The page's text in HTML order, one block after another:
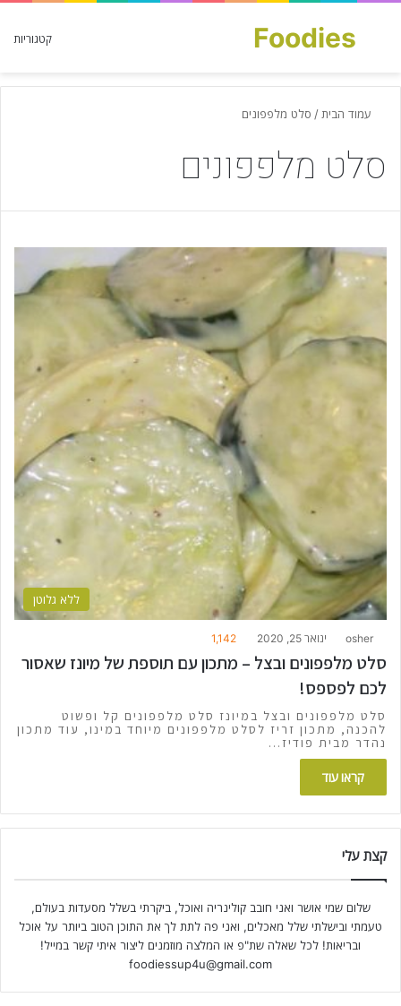
קטגוריות Foodies
חפש עבור
עמוד הבית / סלט מלפפונים
סלט מלפפונים
ללא גלוטן
osher ינואר 25, 2020 1,142
סלט מלפפונים ובצל – מתכון עם תוספת של מיונז שאסור
לכם לפספס!
סלט מלפפונים ובצל במיונז סלט מלפפונים קל ופשוט
להכנה, מתכון זריז לסלט מלפפונים מיוחד במינו, עוד מתכון
נהדר מבית פודיז…
קראו עוד
קצת עלי
שלום שמי אושר ואני חובב קולינריה ואוכל, ביקרתי בשלל מסעדות בעולם,
טעמתי ובישלתי שלל מאכלים, ואני פה לתת לך את התוכן הטוב ביותר על אוכל
ובריאות! לכל שאלה שת"פ או המלצה מוזמנים ליצור איתי קשר במייל!
foodiessup4u@gmail.com